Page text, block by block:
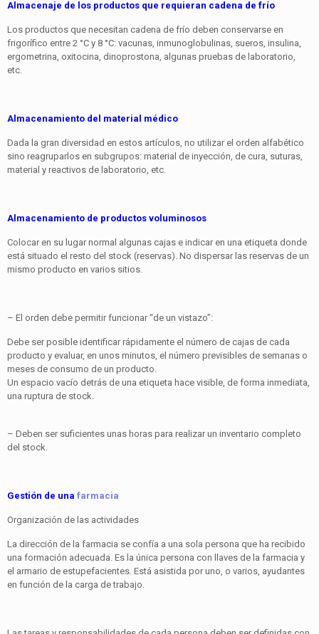
Almacenaje de los productos que requieran cadena de frío
Los productos que necesitan cadena de frío deben conservarse en
frigorífico entre 2 °C y 8 °C: vacunas, inmunoglobulinas, sueros, insulina,
ergometrina, oxitocina, dinoprostona, algunas pruebas de laboratorio,
etc.
Almacenamiento del material médico
Dada la gran diversidad en estos artículos, no utilizar el orden alfabético
sino reagruparlos en subgrupos: material de inyección, de cura, suturas,
material y reactivos de laboratorio, etc.
Almacenamiento de productos voluminosos
Colocar en su lugar normal algunas cajas e indicar en una etiqueta donde
está situado el resto del stock (reservas). No dispersar las reservas de un
mismo producto en varios sitios.
– El orden debe permitir funcionar “de un vistazo”:
Debe ser posible identificar rápidamente el número de cajas de cada
producto y evaluar, en unos minutos, el número previsibles de semanas o
meses de consumo de un producto.
Un espacio vacío detrás de una etiqueta hace visible, de forma inmediata,
una ruptura de stock.
– Deben ser suficientes unas horas para realizar un inventario completo
del stock.
Gestión de una farmacia
Organización de las actividades
La dirección de la farmacia se confía a una sola persona que ha recibido
una formación adecuada. Es la única persona con llaves de la farmacia y
el armario de estupefacientes. Está asistida por uno, o varios, ayudantes
en función de la carga de trabajo.